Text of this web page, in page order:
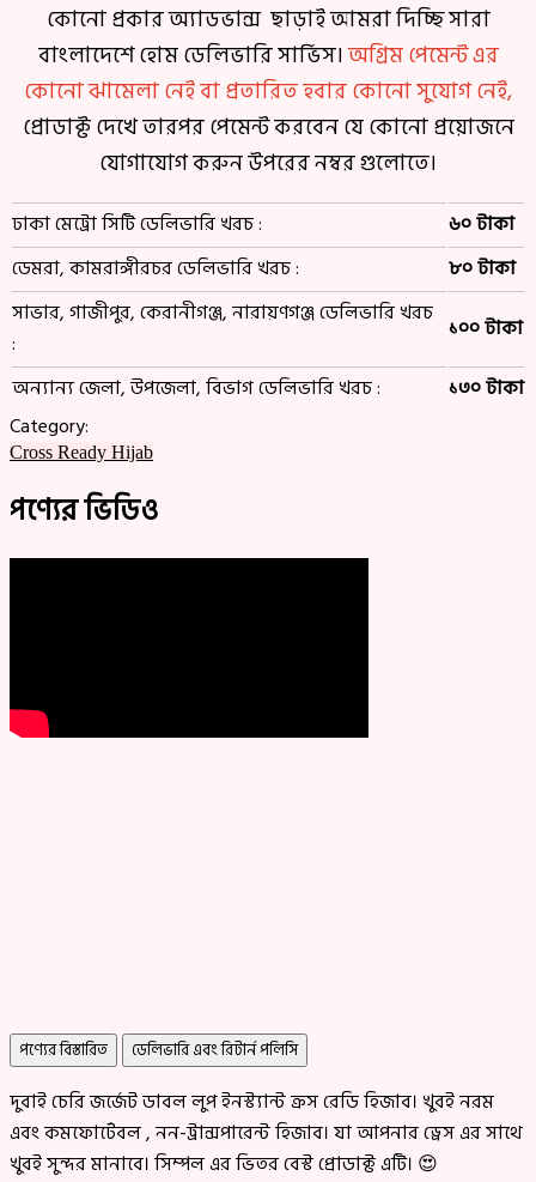
কোনো প্রকার অ্যাডভান্স ছাড়াই আমরা দিচ্ছি সারা
বাংলাদেশে হোম ডেলিভারি সার্ভিস।অগ্রিম পেমেন্ট এর
কোনো ঝামেলা নেই বা প্রতারিত হবার কোনো সুযোগ নেই,
প্রোডাক্ট দেখে তারপর পেমেন্ট করবেন যে কোনো প্রয়োজনে
যোগাযোগ করুন উপরের নম্বর গুলোতে।
ঢাকা মেট্রো সিটি ডেলিভারি খরচ :
৬০ টাকা
ডেমরা, কামরাঙ্গীরচর ডেলিভারি খরচ :
৮০ টাকা
সাভার, গাজীপুর, কেরানীগঞ্জ, নারায়ণগঞ্জ ডেলিভারি খরচ
:
১০০ টাকা
অন্যান্য জেলা, উপজেলা, বিভাগ ডেলিভারি খরচ :
১৩০ টাকা
Category:
Cross Ready Hijab
পণ্যের ভিডিও
পণ্যের বিস্তারিত ডেলিভারি এবং রিটার্ন পলিসি
দুবাই চেরি জর্জেট ডাবল লুপ ইনস্ট্যান্ট ক্রস রেডি হিজাব। খুবই নরম
এবং কমফোর্টেবল , নন-ট্রান্সপারেন্ট হিজাব। যা আপনার ড্রেস এর সাথে
খুবই সুন্দর মানাবে। সিম্পল এর ভিতর বেস্ট প্রোডাক্ট এটি। 😍